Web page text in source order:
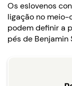
Os eslovenos
ligação no
podem definir a
pés de Benjamin